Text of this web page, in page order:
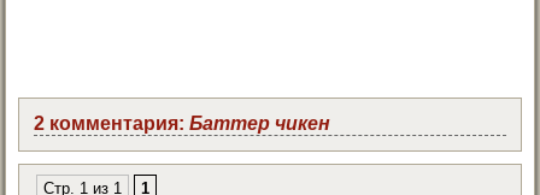
2 комментария:Баттер чикен
Стр. 1 из 1 1